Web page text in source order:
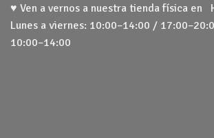
♥ Ven a vernos a nuestra tienda física en
Lunes a viernes: 10:00–14:00 /
10:00–14:00